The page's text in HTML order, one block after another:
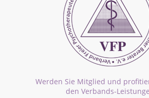
Werden Sie Mitglied und
den Verbands-